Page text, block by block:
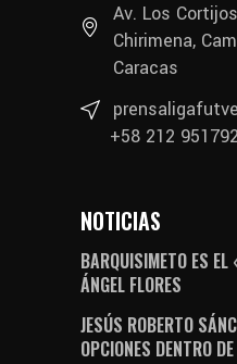
Av. Los
Chirimena,
Caracas
+58 212
NOTICIAS
BARQUISIMETO ES EL
ÁNGEL FLORES
JESÚS ROBERTO
OPCIONES DENTRO